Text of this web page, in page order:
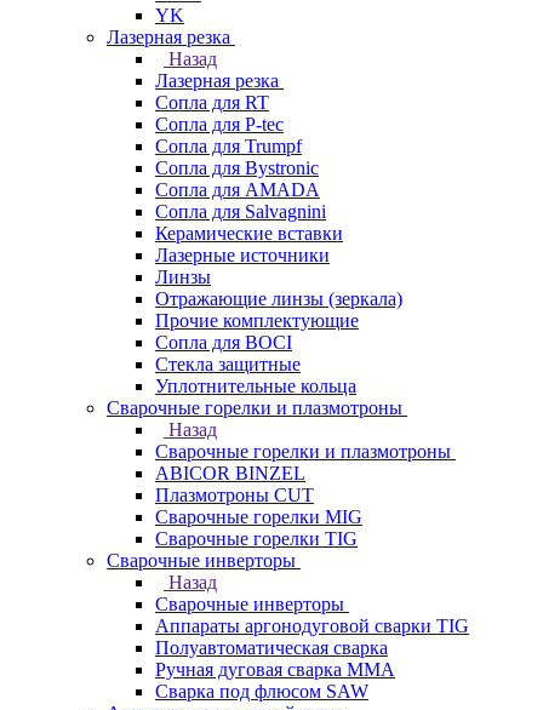
YK
Лазерная резка
Назад
Лазерная резка
Сопла для RT
Сопла для P-tec
Сопла для Trumpf
Сопла для Bystronic
Сопла для AMADA
Сопла для Salvagnini
Керамические вставки
Лазерные источники
Линзы
Отражающие линзы (зеркала)
Прочие комплектующие
Сопла для BOCI
Стекла защитные
Уплотнительные кольца
Сварочные горелки и плазмотроны
Назад
Сварочные горелки и плазмотроны
ABICOR BINZEL
Плазмотроны CUT
Сварочные горелки MIG
Сварочные горелки TIG
Сварочные инверторы
Назад
Сварочные инверторы
Аппараты аргонодуговой сварки TIG
Полуавтоматическая сварка
Ручная дуговая сварка MMA
Сварка под флюсом SAW